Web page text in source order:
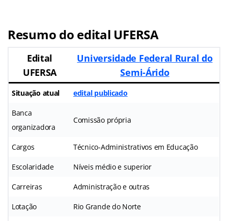
Resumo do edital UFERSA
Edital
UFERSA
Universidade Federal Rural do
Semi-Árido
Situação atual edital publicado
Banca
organizadora
Comissão própria
Cargos Técnico-Administrativos em Educação
Escolaridade Níveis médio e superior
Carreiras Administração e outras
Lotação Rio Grande do Norte